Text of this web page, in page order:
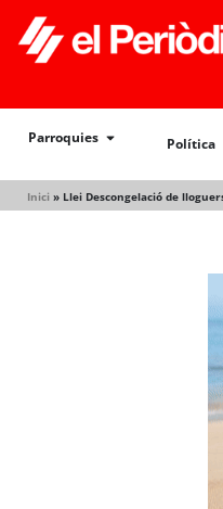
Parroquies Política
Inici » Llei Descongelació de
Política